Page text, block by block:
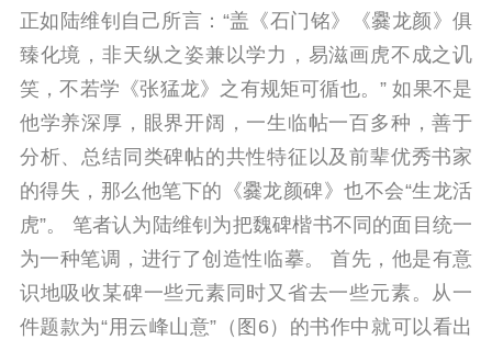
正如陆维钊自己所言：“盖《石门铭》《爨龙颜》俱
臻化境，非天纵之姿兼以学力，易滋画虎不成之讥
笑，不若学《张猛龙》之有规矩可循也。” 如果不是
他学养深厚，眼界开阔，一生临帖一百多种，善于
分析、总结同类碑帖的共性特征以及前辈优秀书家
的得失，那么他笔下的《爨龙颜碑》也不会“生龙活
虎”。 笔者认为陆维钊为把魏碑楷书不同的面目统一
为一种笔调，进行了创造性临摹。 首先，他是有意
识地吸收某碑一些元素同时又省去一些元素。从一
件题款为“用云峰山意”（图6）的书作中就可以看出